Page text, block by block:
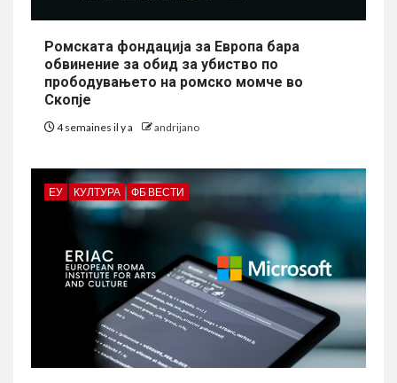
Ромската фондација за Европа бара
обвинение за обид за убиство по
прободувањето на ромско момче во
Скопје
4 semaines il y a andrijano
ЕУ КУЛТУРА ФБ ВЕСТИ